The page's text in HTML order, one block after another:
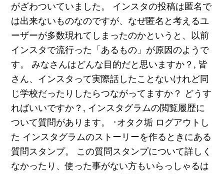
がざわついていました。 インスタの投稿は匿名で
は出来ないものなのですが、なぜ匿名と考えるユ
ーザーが多数現れてしまったのかというと、以前
インスタで流行った「あるもの」が原因のようで
す。 みなさんはどんな目的だと思いますか？, 皆
さん、インスタって実際話したことないけれど同
じ学校だったりしたらつながってますか？ どうす
ればいいですか？, インスタグラムの閲覧履歴に
ついて質問があります。 ･オタク垢 ログアウトし
た インスタグラムのストーリーを作るときにある
質問スタンプ。 この質問スタンプについて詳しく
なかったり、使った事がない方もいらっしゃるは